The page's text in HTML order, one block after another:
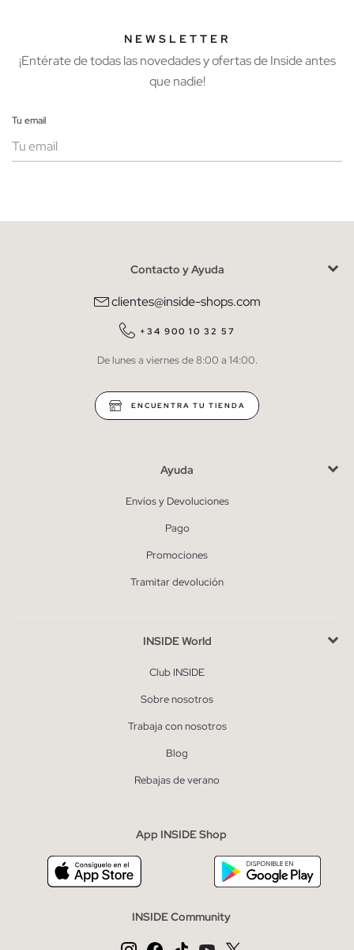
NEWSLETTER
¡Entérate de todas las novedades y ofertas de Inside antes
que nadie!
Tu email
He leído y entiendo lapolítica de privacidad
QUIERO SUSCRIBIRME
* Puedes cancelar la suscripción en cualquier momento.
Contacto y Ayuda
clientes@inside-shops.com
+34 900 10 32 57
De lunes a viernes de 8:00 a 14:00.
ENCUENTRA TU TIENDA
Ayuda
Envíos y Devoluciones
Pago
Promociones
Tramitar devolución
INSIDE World
Club INSIDE
Sobre nosotros
Trabaja con nosotros
Blog
Rebajas de verano
App INSIDE Shop
INSIDE Community